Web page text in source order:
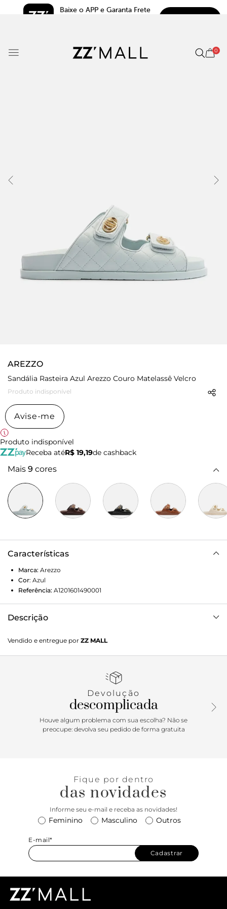
Baixe o APP e Garanta Frete
0
AREZZO
Sandália Rasteira Azul Arezzo Couro Matelassê Velcro
Produto indisponível
Avise-me
Produto indisponível
Receba atéR$ 19,19de cashback
Mais 9 cores
Características
Marca: Arezzo
Cor: Azul
Referência: A1201601490001
Descrição
palmilha lisa com formato anatômico e inscrição do nome
da marca. Possui base emborrachada e formato
matelassê e fechado nas laterais, além de tiras largas com
dedos, parte superior do pé e calcanhar à mostra.
Vendido e entregue por ZZ MALL
Devolução
descomplicada
Houve algum problema com sua escolha? Não se
preocupe: devolva seu pedido de forma gratuita
Fique por dentro
das novidades
Informe seu e-mail e receba as novidades!
Feminino Masculino Outros
E-mail*
Cadastrar